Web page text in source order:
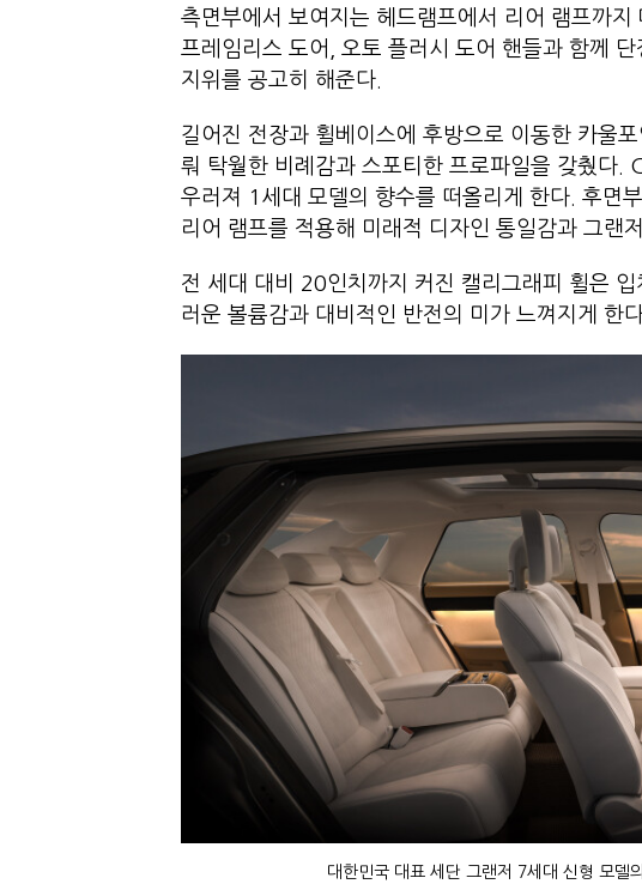
측면부에서 보여지는 헤드램프에서 리어 램프까
프레임리스 도어, 오토 플러시 도어 핸들과 함께
지위를 공고히 해준다.
길어진 전장과 휠베이스에 후방으로 이동한 카울
뤄 탁월한 비례감과 스포티한 프로파일을 갖췄다.
우러져 1세대 모델의 향수를 떠올리게 한다. 후면
리어 램프를 적용해 미래적 디자인 통일감과 그랜
전 세대 대비 20인치까지 커진 캘리그래피 휠은
러운 볼륨감과 대비적인 반전의 미가 느껴지게 한
대한민국 대표 세단 그랜저 7세대 신형 모델